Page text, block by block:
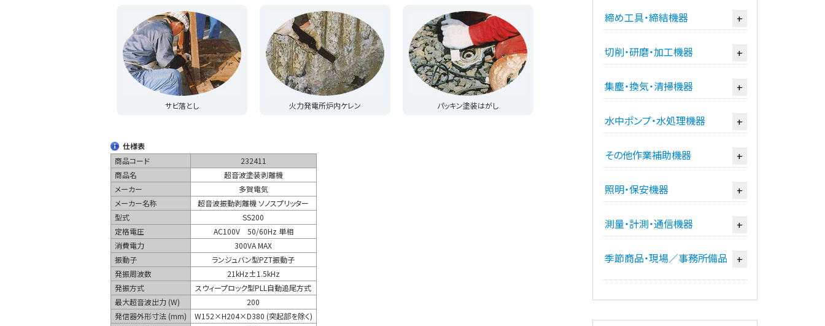
サビ落とし 火力発電所炉内ケレン パッキン塗装はがし
仕様表
商品コード
232411
商品名
超音波塗装剥離機
メーカー
多賀電気
メーカー名称
超音波振動剥離機 ソノスプリッター
型式
SS200
定格電圧
AC100V 50/60Hz 単相
消費電力
300VA MAX
振動子
ランジュバン型PZT振動子
発振周波数
21kHz±1.5kHz
発振方式
スウィープロック型PLL自動追尾方式
最大超音波出力 (W)
200
発信器外形寸法 (mm)
W152×H204×D380 (突起部を除く)
締め工具・締結機器 +
切削・研磨・加工機器 +
集塵・換気・清掃機器 +
水中ポンプ・水処理機器 +
その他作業補助機器 +
照明・保安機器 +
測量・計測・通信機器 +
季節商品・現場／事務所備品 +